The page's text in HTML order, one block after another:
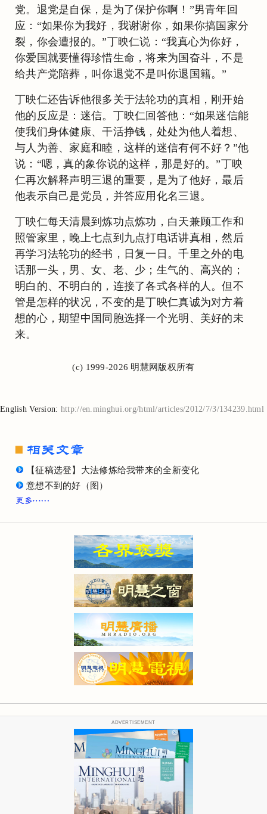
党。退党是自保，是为了保护你啊！”男青年回
应：“如果你为我好，我谢谢你，如果你搞国家分
裂，你会遭报的。”丁映仁说：“我真心为你好，
你爱国就要懂得珍惜生命，将来为国奋斗，不是
给共产党陪葬，叫你退党不是叫你退国籍。”
丁映仁还告诉他很多关于法轮功的真相，刚开始
他的反应是：迷信。丁映仁回答他：“如果迷信能
使我们身体健康、干活挣钱，处处为他人着想、
与人为善、家庭和睦，这样的迷信有何不好？”他
说：“嗯，真的象你说的这样，那是好的。”丁映
仁再次解释声明三退的重要，是为了他好，最后
他表示自己是党员，并答应用化名三退。
丁映仁每天清晨到炼功点炼功，白天兼顾工作和
照管家里，晚上七点到九点打电话讲真相，然后
再学习法轮功的经书，日复一日。千里之外的电
话那一头，男、女、老、少；生气的、高兴的；
明白的、不明白的，连接了各式各样的人。但不
管是怎样的状况，不变的是丁映仁真诚为对方着
想的心，期望中国同胞选择一个光明、美好的未
来。
(c) 1999-2026 明慧网版权所有
English Version: http://en.minghui.org/html/articles/2012/7/3/134239.html
【征稿选登】大法修炼给我带来的全新变化
意想不到的好（图）
ADVERTISEMENT